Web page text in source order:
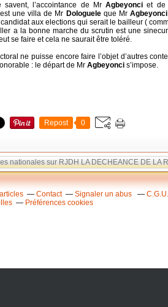
l’accointance de Mr Agbeyonci et de
une villa de Mr Dologueleque MrAgbeyonci
aux elections qui serait le bailleur (
a la bonne marche du scrutin est une
se faire et cela ne saurait être toléré.
ne puisse encore faire l’objet d’autres
: le départ de Mr Agbeyonci s’impose.
Repost 0
nationales sur RJDH LA DECHEANCE DE LA
Contact Signaler un abus C.G.U.
Préférences cookies